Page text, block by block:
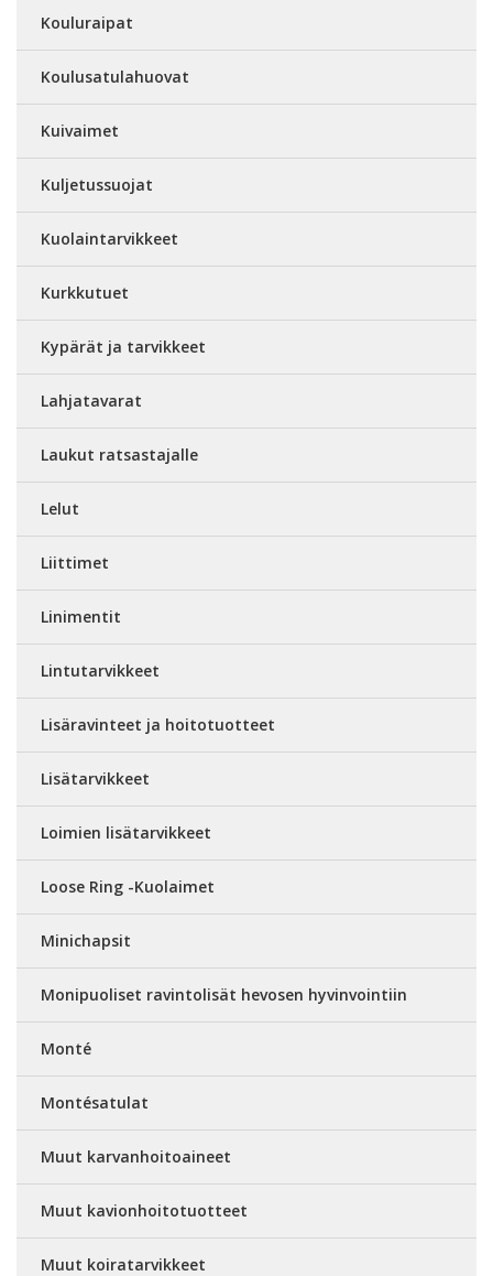
Kouluraipat
Koulusatulahuovat
Kuivaimet
Kuljetussuojat
Kuolaintarvikkeet
Kurkkutuet
Kypärät ja tarvikkeet
Lahjatavarat
Laukut ratsastajalle
Lelut
Liittimet
Linimentit
Lintutarvikkeet
Lisäravinteet ja hoitotuotteet
Lisätarvikkeet
Loimien lisätarvikkeet
Loose Ring -Kuolaimet
Minichapsit
Monipuoliset ravintolisät hevosen hyvinvointiin
Monté
Montésatulat
Muut karvanhoitoaineet
Muut kavionhoitotuotteet
Muut koiratarvikkeet